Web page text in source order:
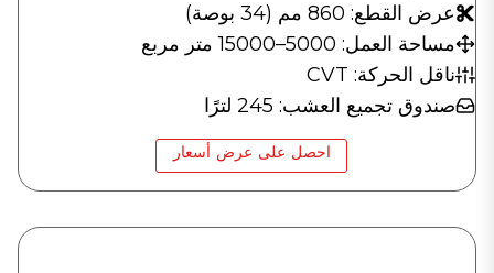
عرض القطع: 860 مم (34 بوصة)
مساحة العمل: 5000–15000 متر مربع
ناقل الحركة: CVT
صندوق تجميع العشب: 245 لترًا
احصل على عرض أسعار